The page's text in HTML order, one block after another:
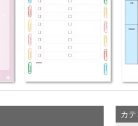
カテ